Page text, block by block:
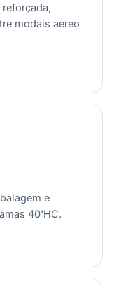
modais aéreo
e
40'HC.